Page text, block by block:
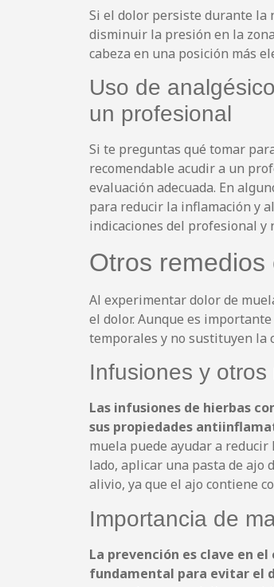
Si el dolor persiste durante la
disminuir la presión en la
cabeza en una posición más
Uso de
un profesional
Si te preguntas qué tomar
recomendable acudir a un
evaluación adecuada. En
para reducir la inflamación y
indicaciones del profesional y
Otros
Al experimentar dolor de
el dolor. Aunque es
temporales y no sustituyen la
Infusiones y
Las infusiones de hierbas
sus propiedades
muela puede ayudar a
lado, aplicar una pasta de ajo
alivio, ya que el ajo contiene
Importancia de
La prevención es clave en
fundamental para evitar el